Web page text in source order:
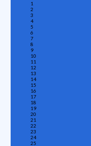
1
2
3
4
5
6
7
8
9
10
11
12
13
14
15
16
17
18
19
20
21
22
23
24
25